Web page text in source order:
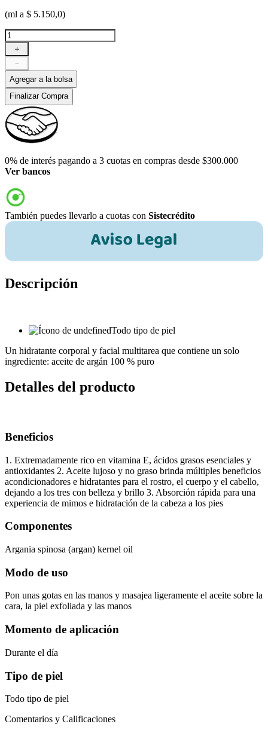
(ml a $ 5.150,0)
＋
－
Agregar a la bolsa
Finalizar Compra
0% de interés pagando a 3 cuotas en compras desde $300.000
Ver bancos
También puedes llevarlo a cuotas con Sistecrédito
Descripción
Todo tipo de piel
Un hidratante corporal y facial multitarea que contiene un solo
ingrediente: aceite de argán 100 % puro
Detalles del producto
Beneficios
1. Extremadamente rico en vitamina E, ácidos grasos esenciales y
antioxidantes 2. Aceite lujoso y no graso brinda múltiples beneficios
acondicionadores e hidratantes para el rostro, el cuerpo y el cabello,
dejando a los tres con belleza y brillo 3. Absorción rápida para una
experiencia de mimos e hidratación de la cabeza a los pies
Componentes
Argania spinosa (argan) kernel oil
Modo de uso
Pon unas gotas en las manos y masajea ligeramente el aceite sobre la
cara, la piel exfoliada y las manos
Momento de aplicación
Durante el día
Tipo de piel
Todo tipo de piel
Comentarios y Calificaciones